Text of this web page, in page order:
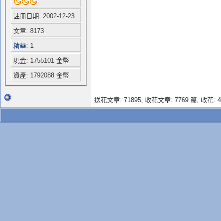
註冊日期: 2002-12-23
文章: 8173
精華: 1
現金: 1755101 金幣
資產: 1792088 金幣
送花文章: 71895, 收花文章: 7769 篇, 收花: